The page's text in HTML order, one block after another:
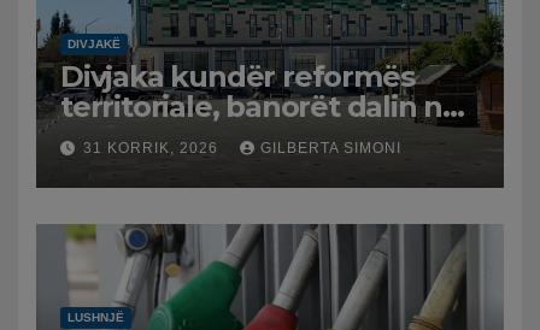
DIVJAKË
Divjaka kundër reformës
territoriale, banorët dalin në
protestë.
31 KORRIK, 2026 GILBERTA SIMONI
LUSHNJË